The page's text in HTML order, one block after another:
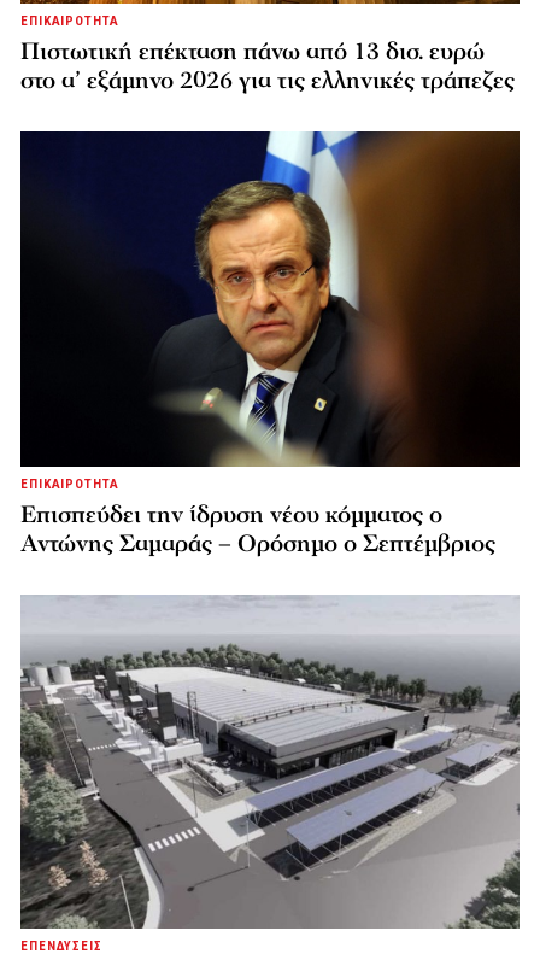
ΕΠΙΚΑΙΡΟΤΗΤΑ
Πιστωτική επέκταση πάνω από 13 δισ. ευρώ
στο α’ εξάμηνο 2026 για τις ελληνικές τράπεζες
ΕΠΙΚΑΙΡΟΤΗΤΑ
Επισπεύδει την ίδρυση νέου κόμματος o
Αντώνης Σαμαράς – Ορόσημο ο Σεπτέμβριος
ΕΠΕΝΔΥΣΕΙΣ